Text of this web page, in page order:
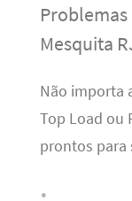
Mesquita
Não importa
Top Load ou
prontos para